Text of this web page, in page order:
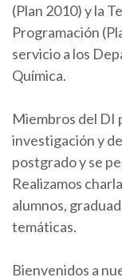
(Plan 2010) y la
Programación
servicio a los
Química.
Miembros del DI
investigación y
postgrado y se
Realizamos
alumnos,
temáticas.
Bienvenidos a